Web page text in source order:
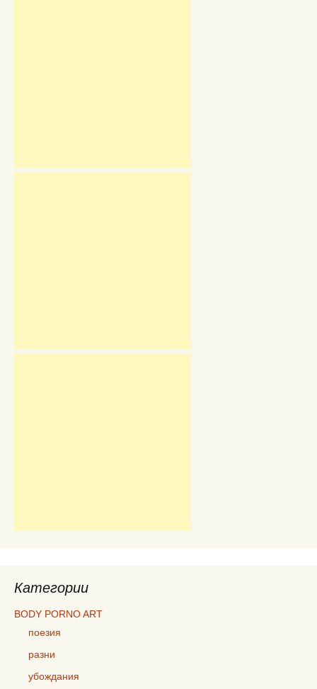
Категории
BODY PORNO ART
поезия
разни
убождания